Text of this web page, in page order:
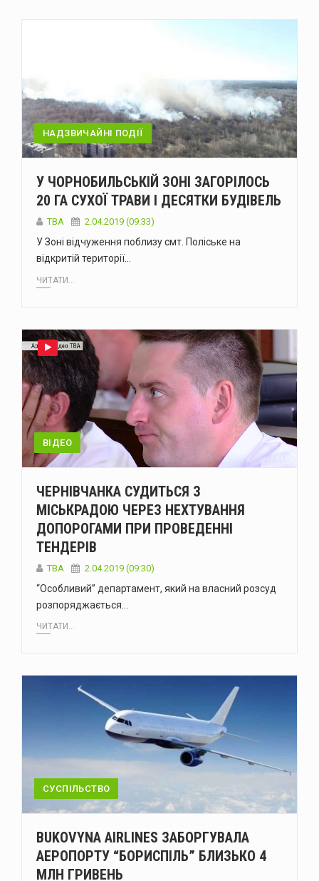
НАДЗВИЧАЙНІ ПОДІЇ
У ЧОРНОБИЛЬСЬКІЙ ЗОНІ ЗАГОРІЛОСЬ
20 ГА СУХОЇ ТРАВИ І ДЕСЯТКИ БУДІВЕЛЬ
TBA 2.04.2019 (09:33)
У Зоні відчуження поблизу смт. Поліське на
відкритій території…
ЧИТАТИ...
ВІДЕО
ЧЕРНІВЧАНКА СУДИТЬСЯ З
МІСЬКРАДОЮ ЧЕРЕЗ НЕХТУВАННЯ
ДОПОРОГАМИ ПРИ ПРОВЕДЕННІ
ТЕНДЕРІВ
TBA 2.04.2019 (09:30)
“Особливий” департамент, який на власний розсуд
розпоряджається…
ЧИТАТИ...
СУСПІЛЬСТВО
BUKOVYNA AIRLINES ЗАБОРГУВАЛА
АЕРОПОРТУ “БОРИСПІЛЬ” БЛИЗЬКО 4
МЛН ГРИВЕНЬ